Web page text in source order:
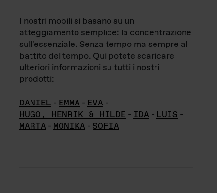
I nostri mobili si basano su un
atteggiamento semplice: la concentrazione
sull'essenziale. Senza tempo ma sempre al
battito del tempo. Qui potete scaricare
ulteriori informazioni su tutti i nostri
prodotti:
DANIEL - EMMA - EVA -
HUGO, HENRIK & HILDE - IDA - LUIS -
MARTA - MONIKA - SOFIA